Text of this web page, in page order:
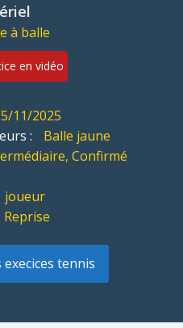
à balle
en vidéo
11/2025
:
Balle jaune
Confirmé
joueur
tennis